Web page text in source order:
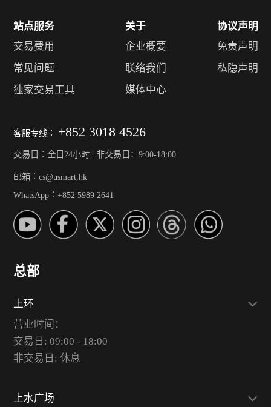
站点服务
交易费用
常见问题
独家交易工具
关于
企业概要
联络我们
媒体中心
协议声明
免责声明
私隐声明
客服专线︰ +852 3018 4526
交易日︰全日24小时 | 非交易日：9:00-18:00
邮箱︰cs@usmart.hk
WhatsApp︰+852 5989 2641
总部
上环
营业时间：
交易日: 09:00 - 18:00
非交易日: 休息
上水广场